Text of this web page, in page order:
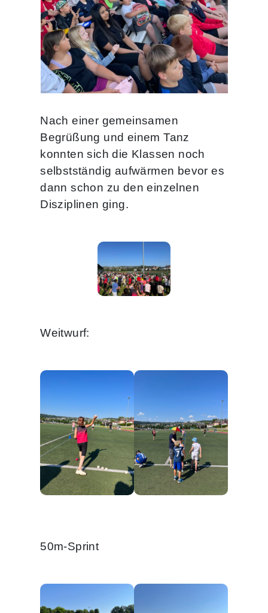
Nach einer gemeinsamen
Begrüßung und einem Tanz
konnten sich die Klassen noch
selbstständig aufwärmen bevor es
dann schon zu den einzelnen
Disziplinen ging.
Weitwurf:
50m-Sprint